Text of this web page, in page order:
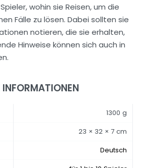
wohin sie Reisen, um die
Fälle zu lösen. Dabei sollten sie
notieren, die sie erhalten,
Hinweise können sich auch in
1300 g
23 × 32 × 7 cm
Deutsch